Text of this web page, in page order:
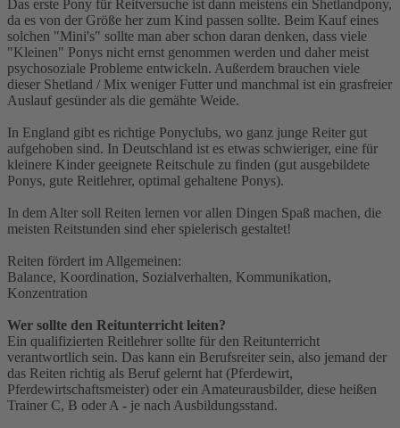
Das erste Pony für Reitversuche ist dann meistens ein Shetlandpony,
da es von der Größe her zum Kind passen sollte. Beim Kauf eines
solchen "Mini's" sollte man aber schon daran denken, dass viele
"Kleinen" Ponys nicht ernst genommen werden und daher meist
psychosoziale Probleme entwickeln. Außerdem brauchen viele
dieser Shetland / Mix weniger Futter und manchmal ist ein grasfreier
Auslauf gesünder als die gemähte Weide.
In England gibt es richtige Ponyclubs, wo ganz junge Reiter gut
aufgehoben sind. In Deutschland ist es etwas schwieriger, eine für
kleinere Kinder geeignete Reitschule zu finden (gut ausgebildete
Ponys, gute Reitlehrer, optimal gehaltene Ponys).
In dem Alter soll Reiten lernen vor allen Dingen Spaß machen, die
meisten Reitstunden sind eher spielerisch gestaltet!
Reiten fördert im Allgemeinen:
Balance, Koordination, Sozialverhalten, Kommunikation,
Konzentration
Wer sollte den Reitunterricht leiten?
Ein qualifizierten Reitlehrer sollte für den Reitunterricht
verantwortlich sein. Das kann ein Berufsreiter sein, also jemand der
das Reiten richtig als Beruf gelernt hat (Pferdewirt,
Pferdewirtschaftsmeister) oder ein Amateurausbilder, diese heißen
Trainer C, B oder A - je nach Ausbildungsstand.